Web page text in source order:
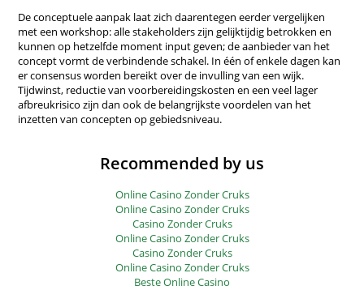
De conceptuele aanpak laat zich daarentegen eerder vergelijken
met een workshop: alle stakeholders zijn gelijktijdig betrokken en
kunnen op hetzelfde moment input geven; de aanbieder van het
concept vormt de verbindende schakel. In één of enkele dagen kan
er consensus worden bereikt over de invulling van een wijk.
Tijdwinst, reductie van voorbereidingskosten en een veel lager
afbreukrisico zijn dan ook de belangrijkste voordelen van het
inzetten van concepten op gebiedsniveau.
Recommended by us
Online Casino Zonder Cruks
Online Casino Zonder Cruks
Casino Zonder Cruks
Online Casino Zonder Cruks
Casino Zonder Cruks
Online Casino Zonder Cruks
Beste Online Casino